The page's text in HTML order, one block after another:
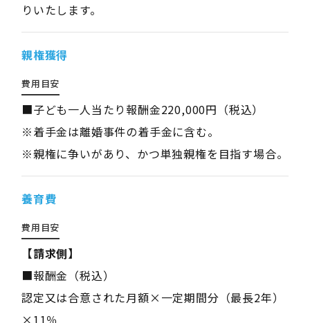
りいたします。
親権獲得
費用目安
■子ども一人当たり報酬金220,000円（税込）
※着手金は離婚事件の着手金に含む。
※親権に争いがあり、かつ単独親権を目指す場合。
養育費
費用目安
【請求側】
■報酬金（税込）
認定又は合意された月額×一定期間分（最長2年）
×11％